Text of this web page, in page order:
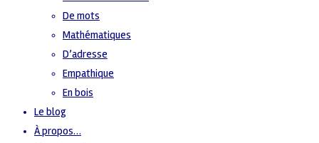
De mots
Mathématiques
D’adresse
Empathique
En bois
Le blog
À propos…